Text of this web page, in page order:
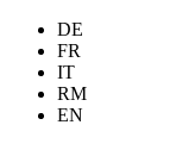
DE
FR
IT
RM
EN